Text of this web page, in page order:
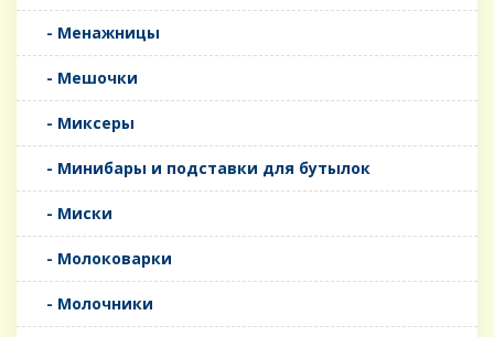
- Менажницы
- Мешочки
- Миксеры
- Минибары и подставки для бутылок
- Миски
- Молоковарки
- Молочники